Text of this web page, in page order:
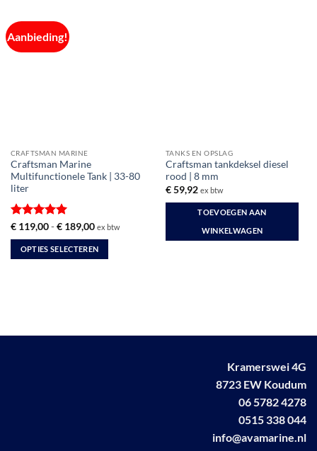
Aanbieding!
CRAFTSMAN MARINE
Craftsman Marine
Multifunctionele Tank | 33-80
liter
Gewaardeerd
5uit 5
€119,00 - €189,00Prijsklasse:
tot
€ 189,00
ex btw
OPTIES SELECTEREN
TANKS EN OPSLAG
Craftsman tankdeksel diesel
rood | 8 mm
€59,92 ex btw
TOEVOEGEN AAN
WINKELWAGEN
Kramerswei 4G
8723 EW Koudum
06 5782 4278
0515 338 044
info@avamarine.nl